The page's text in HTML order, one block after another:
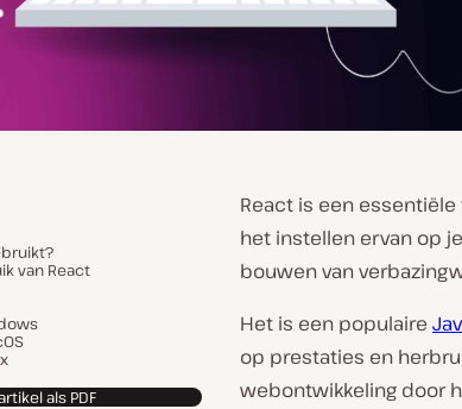
van React
als PDF
React is een
het instellen ervan op
bouwen van
Het is een populaire
op prestaties en
webontwikkeling door